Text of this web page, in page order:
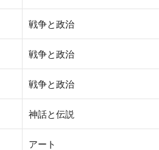
戦争と政治
戦争と政治
戦争と政治
神話と伝説
アート